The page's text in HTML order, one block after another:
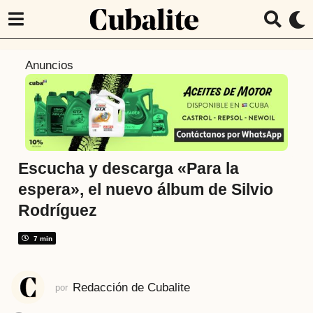
t
á
s
6
o
Anuncios
Escucha y descarga «Para la
espera», el nuevo álbum de Silvio
Rodríguez
7 min
por Redacción de Cubalite